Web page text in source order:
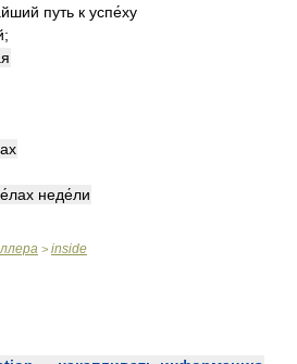
путь к успе́ху
неде́ли
> inside